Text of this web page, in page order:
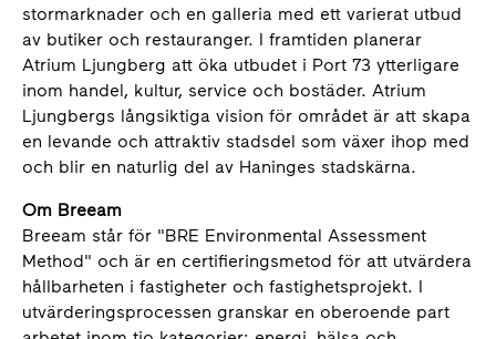
stormarknader och en galleria med ett varierat utbud
av butiker och restauranger. I framtiden planerar
Atrium Ljungberg att öka utbudet i Port 73 ytterligare
inom handel, kultur, service och bostäder. Atrium
Ljungbergs långsiktiga vision för området är att skapa
en levande och attraktiv stadsdel som växer ihop med
och blir en naturlig del av Haninges stadskärna.
Om Breeam
Breeam står för "BRE Environmental Assessment
Method" och är en certifieringsmetod för att utvärdera
hållbarheten i fastigheter och fastighetsprojekt. I
utvärderingsprocessen granskar en oberoende part